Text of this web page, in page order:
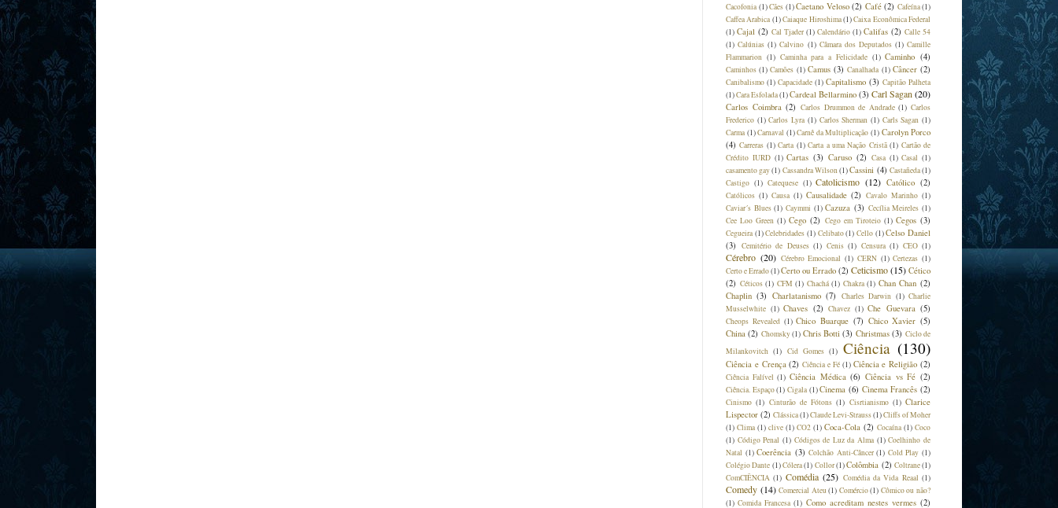
Cacofonia (1)Cães (1)Caetano Veloso (2) Café (2) Cafeína(1)
Caffea Arabica (1)Caiaque Hiroshima(1)Caixa Econômica Federal
(1) Cajal (2) Cal Tjader (1) Calendário (1) Califas (2) Calle 54
(1) Calúnias (1) Calvino (1) Câmara dos Deputados (1) Camille
Flammarion (1) Caminha para a Felicidade (1) Caminho (4)
Caminhos (1) Camões (1) Camus (3) Canalhada (1) Câncer (2)
Canibalismo (1) Capacidade (1) Capitalismo (3) Capitão Palheta
(1)Cara Esfolada(1)Cardeal Bellarmino (3) Carl Sagan (20)
Carlos Coimbra (2) Carlos Drummon de Andrade (1) Carlos
Frederico (1) Carlos Lyra (1) Carlos Sherman (1) Carls Sagan (1)
Carma (1)Carnaval (1)Carnê da Multiplicação (1) Carolyn Porco
(4) Carreras (1) Carta (1) Carta a uma Nação Cristã (1) Cartão de
Crédito IURD (1) Cartas (3) Caruso (2) Casa (1) Casal (1)
casamento gay(1) Cassandra Wilson(1)Cassini (4) Castañeda(1)
Castigo (1) Catequese (1) Catolicismo (12) Católico (2)
Católicos (1) Causa (1) Causalidade (2) Cavalo Marinho (1)
Caviar´s Blues (1) Caymmi (1) Cazuza (3) Cecília Meireles (1)
Cee Loo Green (1) Cego (2) Cego em Tiroteio (1) Cegos (3)
Cegueira (1) Celebridades (1) Celibato (1) Cello (1) Celso Daniel
(3)
Cemitério de Deuses (1) Cenis (1) Censura (1) CEO (1)
Cérebro (20) Cérebro Emocional (1) CERN (1) Certezas (1)
Certo e Errado(1)Certo ou Errado (2) Ceticismo(15) Cético
(2) Céticos (1) CFM (1) Chachá (1) Chakra (1) Chan Chan (2)
Chaplin (3) Charlatanismo (7) Charles Darwin (1) Charlie
Musselwhite (1) Chaves (2) Chavez (1) Che Guevara (5)
Cheops Revealed (1) Chico Buarque (7) Chico Xavier (5)
China (2) Chomsky(1) Chris Botti (3) Christmas (3) Ciclo de
Milankovitch (1) Cid Gomes (1) Ciência (130)
Ciência e Crença (2) Ciência e Fé (1) Ciência e Religião (2)
Ciência Falível (1) Ciência Médica (6) Ciência vs Fé (2)
Ciência. Espaço (1) Cigala (1) Cinema (6) Cinema Francês (2)
Cinismo (1) Cinturão de Fótons (1) Cisrtianismo (1) Clarice
Lispector (2) Clássica(1)Claude Levi-Strauss(1)Cliffs of Moher
(1) Clima (1) clive (1) CO2 (1) Coca-Cola (2) Cocaína (1) Coco
(1) Código Penal (1) Códigos de Luz da Alma (1) Coelhinho de
Natal (1) Coerência (3) Colchão Anti-Câncer (1) Cold Play (1)
Colégio Dante (1)Cólera(1) Collor(1)Colômbia (2) Coltrane(1)
ComCIÊNCIA (1) Comédia (25) Comédia da Vida Reaal (1)
Comedy (14) Comercial Ateu(1) Comércio(1) Cômico ou não?
(1) Comida Francesa (1) Como acreditam nestes vermes (2)